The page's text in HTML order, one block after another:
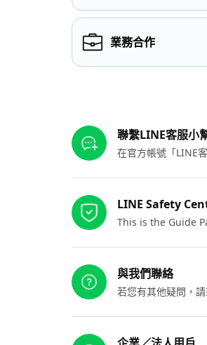
業務合作
聯繫LINE客服小
在官方帳號「LINE
LINE Safety
This is the Guide
與我們聯絡
若您有其他疑問，